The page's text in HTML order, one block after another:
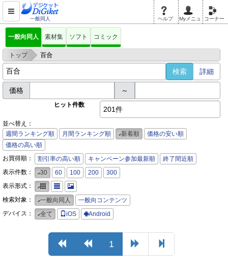
一般同人 ヘルプ Myメニュ コーナー
一般向同人 素材集 ソフト コミック
トップ > 百合
詳細
価格 ～
ヒット件数
201件
並べ替え：
週間ランキング順
月間ランキング順 新着順
価格の安い順
価格の高い順
お買得順：
割引率の高い順 キャンペーン参加最新順
終了間近順
表示件数：
30 60 100 200
300
表示形式：
検索対象：
一般向同人
一般向コンテンツ
デバイス：
全て iOS Android
1